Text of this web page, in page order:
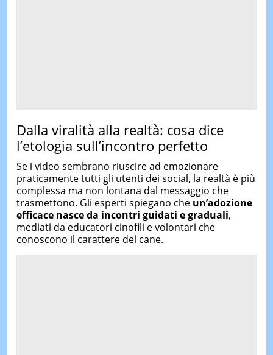
Dalla viralità alla realtà: cosa dice
l’etologia sull’incontro perfetto
Se i video sembrano riuscire ad emozionare
praticamente tutti gli utenti dei social, la realtà è più
complessa ma non lontana dal messaggio che
trasmettono. Gli esperti spiegano che un’adozione
efficace nasce da incontri guidati e graduali,
mediati da educatori cinofili e volontari che
conoscono il carattere del cane.